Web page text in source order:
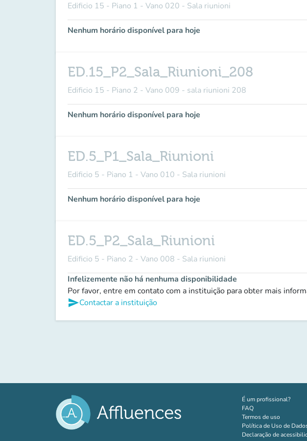
Edificio 15 - Piano 1 - Vano 020 - Sala riunioni
Nenhum horário disponível para hoje
ED.15_P2_Sala_Riunioni_208
Edificio 15 - Piano 2 - Vano 009 - sala riunioni 208
Nenhum horário disponível para hoje
ED.5_P1_Sala_Riunioni
Edificio 5 - Piano 1 - Vano 010 - Sala riunioni
Nenhum horário disponível para hoje
ED.5_P2_Sala_Riunioni
Edificio 5 - Piano 2 - Vano 008 - Sala riunioni
Infelizemente não há nenhuma disponibilidade
Por favor, entre em contato com a instituição para obter mais
sendContactar a instituição
É um profissional?(novo
FAQ
Termos de uso
Política de Uso de
Declaração de